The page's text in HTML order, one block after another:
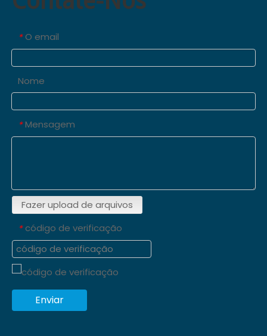
* O email
Nome
* Mensagem
Fazer upload de arquivos
* código de verificação
Enviar